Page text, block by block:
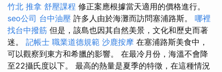
竹北 推拿 舒壓課程 修正案應根據當天適用的價格進行。
seo公司 台中油壓 許多人由於海灘而訪問塞浦路斯。 哪裡
找台中撥筋 但是，該島也因其自然美景，文化和歷史而著
迷。 記帳士 職業道德規範 沙鹿按摩 在塞浦路斯美食中，
可以觀察到東方和希臘的影響。 在最冷月份，海溫不會降
至22攝氏度以下。 最高的熱量是夏季的特徵，在這種情況